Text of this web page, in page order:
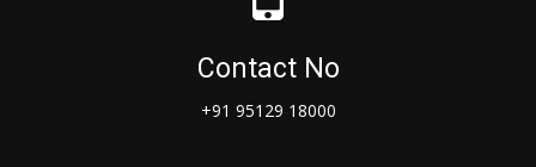
Contact No
+91 95129 18000